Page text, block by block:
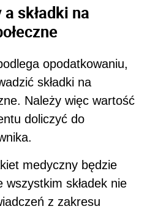
składki na
opodatkowaniu,
składki na
Należy więc wartość
doliczyć do
medyczny będzie
wszystkim składek nie
z zakresu